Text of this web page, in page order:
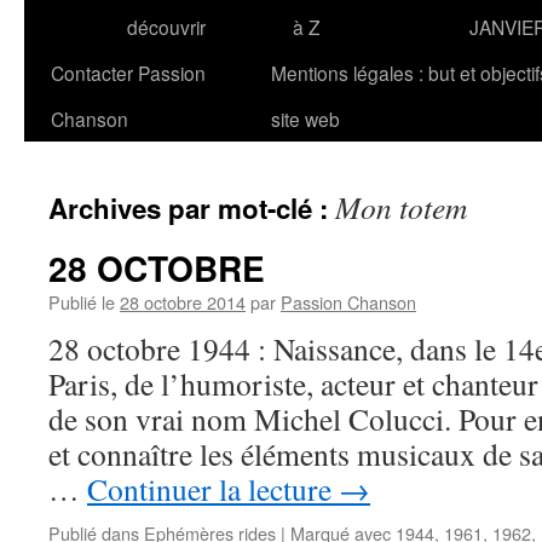
découvrir
à Z
Contacter Passion
Chanson
Mentions légales : but et
site web
Archives par mot-clé :Mon totem
28 OCTOBRE
Publié le28 octobre 2014par Passion Chanson
28 octobre 1944 : Naissance, dans le
Paris, de l’humoriste, acteur et
de son vrai nom Michel Colucci. Pour
et connaître les éléments musicaux de
… Continuer la lecture →
Publié dans Ephémères rides | Marqué avec 1944, 1961, 1962,